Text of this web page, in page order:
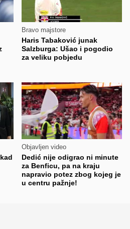
Bravo majstore
Haris Tabaković junak
Salzburga: Ušao i pogodio
za veliku pobjedu
Objavljen video
Dedić nije odigrao ni minute
za Benficu, pa na kraju
napravio potez zbog kojeg je
u centru pažnje!